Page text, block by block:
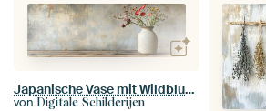
Japanische Vase mit Wildblumen auf Holztisch
von Digitale Schilderijen